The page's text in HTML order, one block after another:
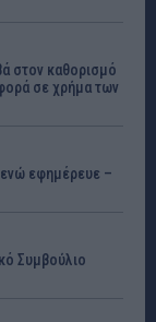
στον καθορισμό
σε χρήμα των
ενώ εφημέρευε –
Συμβούλιο